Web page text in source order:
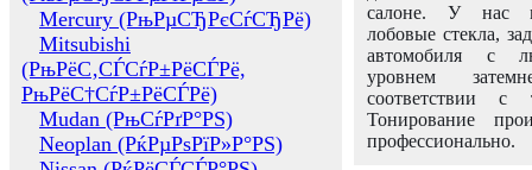
Mercury (РњРµСЂРєСѓСЂРё)
Mitsubishi
(РњРёС‚СЃСѓР±РёСЃРё,
РњРёС†СѓР±РёСЃРё)
Mudan (РњСѓРґР°РЅ)
Neoplan (РќРµРѕРїР»Р°РЅ)
салоне. У нас
лобовые стекла,
автомобиля с
уровнем
соответствии с
Тонирование
профессионально.